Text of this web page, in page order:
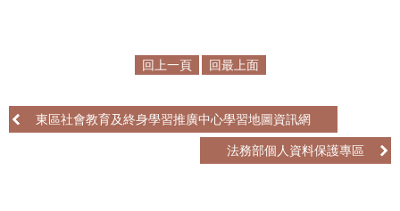
展
覽
回上一頁 回最上面
東區社會教育及終身學習推廣中心學習地圖資訊網
法務部個人資料保護專區